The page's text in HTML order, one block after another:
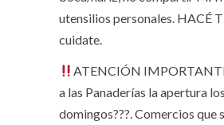
utensilios personales. HACÉ
cuidate.
ATENCIÓN
a las Panaderías la apertura
domingos???. Comercios que